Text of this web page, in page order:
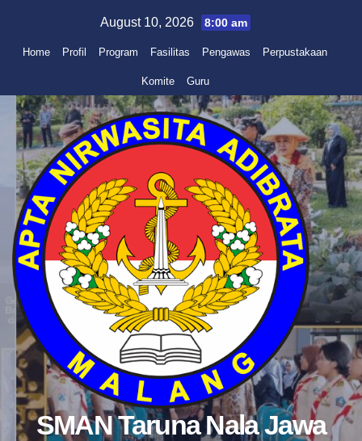
content
August 10, 2026 8:00 am
Home Profil Program Fasilitas Pengawas Perpustakaan
Komite Guru
SMAN Taruna Nala Jawa